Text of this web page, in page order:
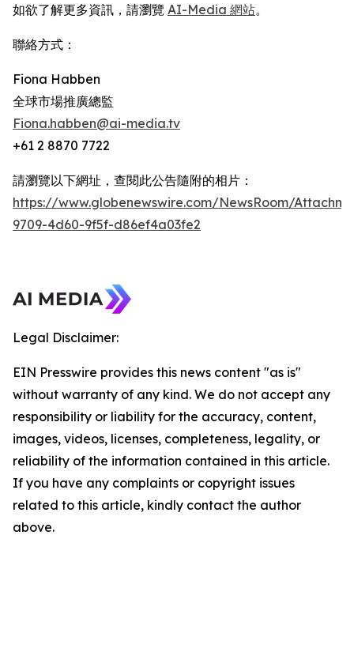
如欲了解更多資訊，請瀏覽 AI-Media 網站。
聯絡方式：
Fiona Habben
全球市場推廣總監
Fiona.habben@ai-media.tv
+61 2 8870 7722
請瀏覽以下網址，查閱此公告隨附的相片：
https://www.globenewswire.com/NewsRoom/
9709-4d60-9f5f-d86ef4a03fe2
Legal Disclaimer:
EIN Presswire provides this news content "as is"
without warranty of any kind. We do not accept any
responsibility or liability for the accuracy, content,
images, videos, licenses, completeness, legality, or
reliability of the information contained in this article.
If you have any complaints or copyright issues
related to this article, kindly contact the author
above.